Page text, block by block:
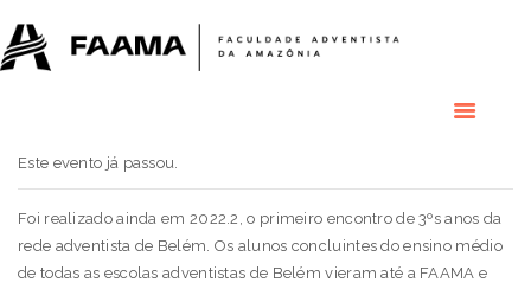
COLÉGIO
GRADUAÇÃO
PÓS GRADUAÇÃO
BIBLIOTECA
Este evento já passou.
Foi realizado ainda em 2022.2, o primeiro encontro de 3ºs anos da
rede adventista de Belém. Os alunos concluintes do ensino médio
de todas as escolas adventistas de Belém vieram até a FAAMA e